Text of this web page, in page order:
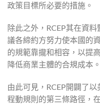
政策目標所必要的措施。
除此之外，RCEP其在資
議各締約方努力使本國的
的規範靠攏和相容，以提
降低商業主體的合規成本。
由此可見，RCEP開闢了
程動規則的第三條路徑，